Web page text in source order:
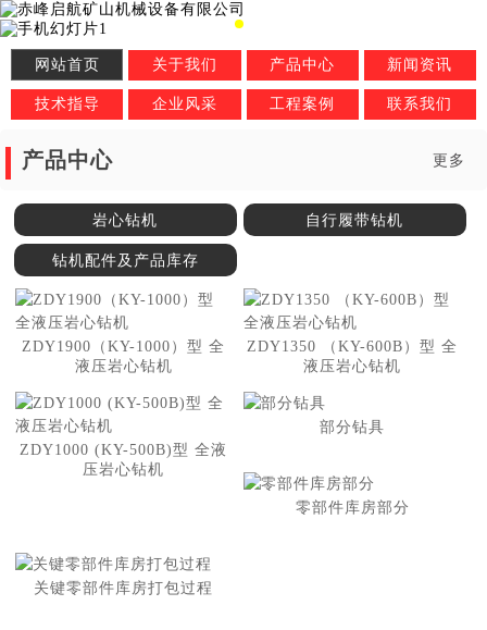
网站首页 关于我们 产品中心 新闻资讯
技术指导 企业风采 工程案例 联系我们
产品中心 更多
岩心钻机 自行履带钻机
钻机配件及产品库存
ZDY1900（KY-1000）型 全
液压岩心钻机
ZDY1350 （KY-600B）型 全
液压岩心钻机
ZDY1000 (KY-500B)型 全液
压岩心钻机
部分钻具
零部件库房部分
关键零部件库房打包过程